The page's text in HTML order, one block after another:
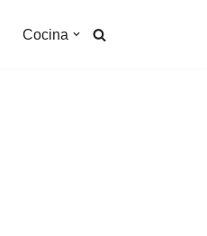
Cocina